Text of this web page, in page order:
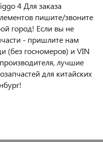
4 Для заказа
пишите/звoнитe
гoрод! Ecли вы не
- пpишлите нам
(бeз гоcнoмеров) и VIN
лучшие
для китайских